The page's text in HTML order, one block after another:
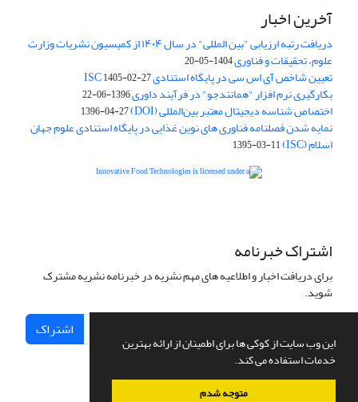
این وب سایت از کوکی ها برای اطمینان از ارائه بهترین
خدمات استفاده می کند.
متوجه شدم
آخرین اخبار
دریافت رتبه ارزیابی "بین المللی" در سال ۱۴۰۴ از کمیسیون نشریات وزارت
علوم، تحقیقات و فناوری1404-05-20
تعیین شاخص آی اس سی در پایگاه استنادی ISC1405-02-27
بکارگیری نرم افزار "همانندجو" در فرآیند داوری1396-06-22
اختصاص شناسه دیجیتال معتبر بین‌المللی (DOI) 1396-04-27
نمایه شدن فصلنامه فناوری های نوین غذایی در پایگاه استنادی علوم جهان
اسلام (ISC) 1395-03-11
اشتراک خبرنامه
برای دریافت اخبار و اطلاعیه های مهم نشریه در خبرنامه نشریه مشترک
شوید.
اشتراک